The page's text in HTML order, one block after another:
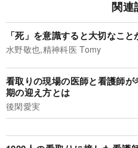
関連
「死」を意識すると大切なこと
水野敬也,精神科医 Tomy
看取りの現場の医師と看護師
期の迎え方とは
後閑愛実